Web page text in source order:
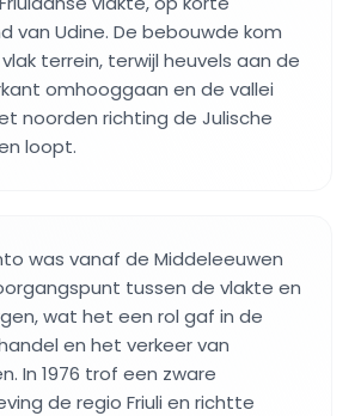
van Udine. De bebouwde kom
terrein, terwijl heuvels aan de
omhooggaan en de vallei
noorden richting de Julische
loopt.
was vanaf de Middeleeuwen
tussen de vlakte en
wat het een rol gaf in de
en het verkeer van
In 1976 trof een zware
de regio Friuli en richtte